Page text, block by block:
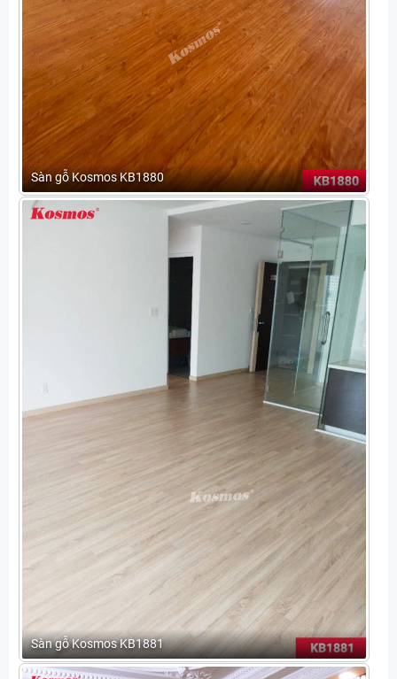
Sàn gỗ Kosmos KB1880
Sàn gỗ Kosmos KB1881